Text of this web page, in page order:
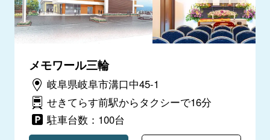
メモワール三輪
岐阜県岐阜市溝口中45-1
せきてらす前駅からタクシーで16分
駐車台数：100台